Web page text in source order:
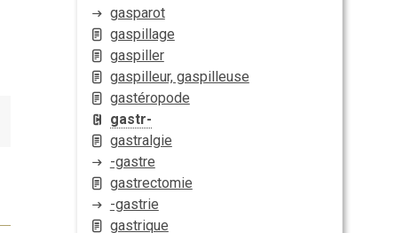
gasparot
gaspillage
gaspiller
gaspilleur, gaspilleuse
gastéropode
gastr-
gastralgie
-gastre
gastrectomie
-gastrie
gastrique